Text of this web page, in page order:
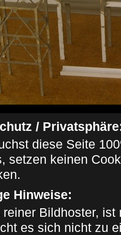
/
diese Seite
setzen keinen
Hinweise:
reiner Bildhoster,
es sich nicht zu